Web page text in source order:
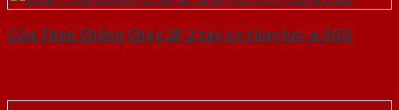
Cửa Thép Chống Cháy 2P 2 tay co thuy luc-a-SGD